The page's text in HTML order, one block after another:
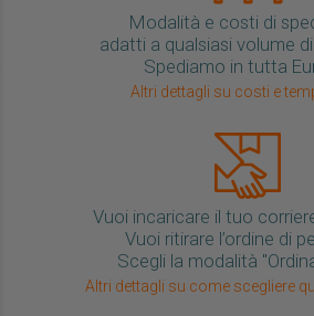
Modalità e costi di
adatti a qualsiasi volume
Spediamo in tutta
Altri dettagli su costi e
Vuoi incaricare il tuo
Vuoi ritirare l’ordine di
Scegli la modalità
Altri dettagli su come scegliere